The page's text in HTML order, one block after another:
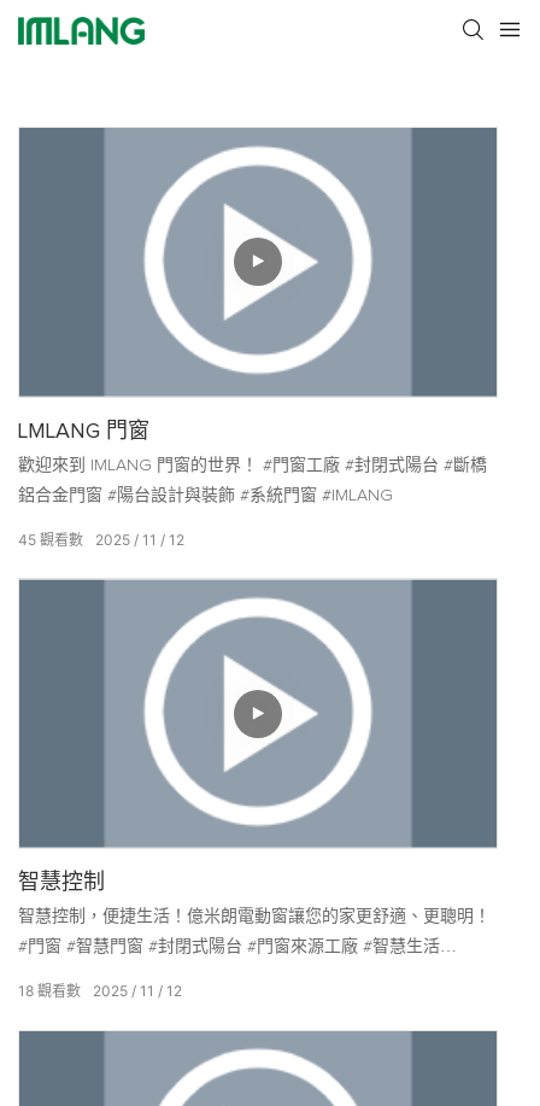
LMLANG 門窗
歡迎來到 lMLANG 門窗的世界！ #門窗工廠 #封閉式陽台 #斷橋
鋁合金門窗 #陽台設計與裝飾 #系統門窗 #IMLANG
2025 11 12
45 觀看數
智慧控制
智慧控制，便捷生活！億米朗電動窗讓您的家更舒適、更聰明！
#門窗 #智慧門窗 #封閉式陽台 #門窗來源工廠 #智慧生活
2025 11 12
18 觀看數